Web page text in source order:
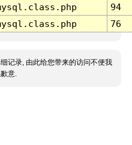
94
76
记录, 由此给您带来的访问不便我
意.